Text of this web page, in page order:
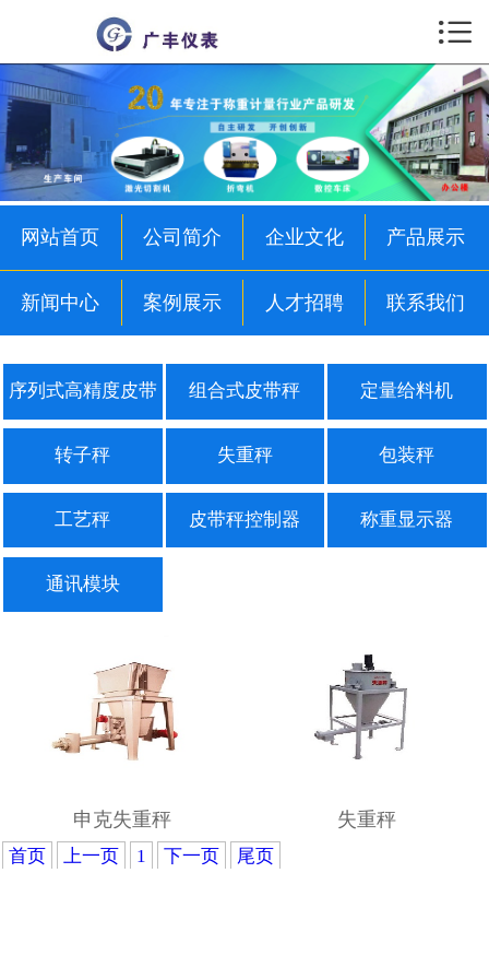
企业文化
产品展示
新闻中心
案例展示
人才招聘
联系我们

网站首页 公司简介 企业文化 产品展示
新闻中心 案例展示 人才招聘 联系我们
序列式高精度皮带
秤
组合式皮带秤 定量给料机
转子秤 失重秤 包装秤
工艺秤 皮带秤控制器 称重显示器
通讯模块
申克失重秤 失重秤
首页 上一页 1 下一页 尾页